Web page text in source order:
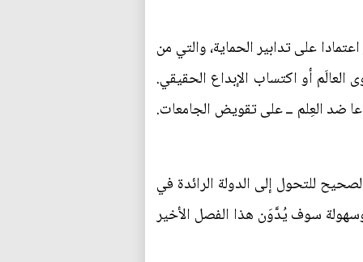
على تدابير الحماية، والتي من
أو اكتساب الإبداع الحقيقي.
ضد العِلم ــ على تقويض الجامعات.
للتحول إلى الدولة الرائدة في
من الوضوح بأي سرعة وسهولة سوف يُدَّوَن هذا الفصل الأخير